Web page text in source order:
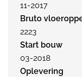
11-2017
Bruto
2223
Start bouw
03-2018
Oplevering